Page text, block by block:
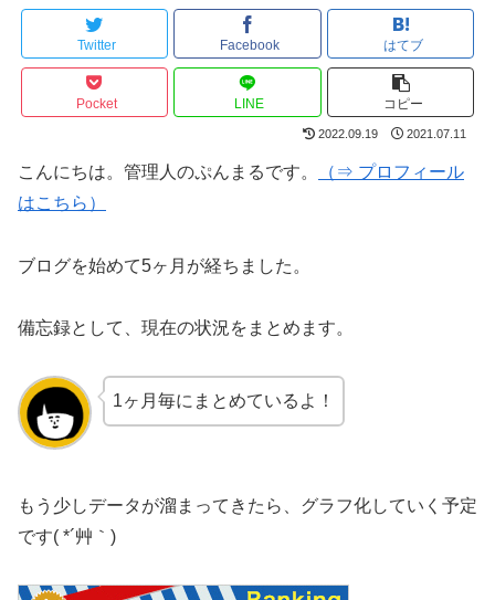
Twitter Facebook はてブ
Pocket LINE コピー
2022.09.19 2021.07.11
こんにちは。管理人のぷんまるです。
（⇒ プロフィール
はこちら）
ブログを始めて5ヶ月が経ちました。
備忘録として、現在の状況をまとめます。
1ヶ月毎にまとめているよ！
もう少しデータが溜まってきたら、グラフ化していく予定
です( *´艸｀)